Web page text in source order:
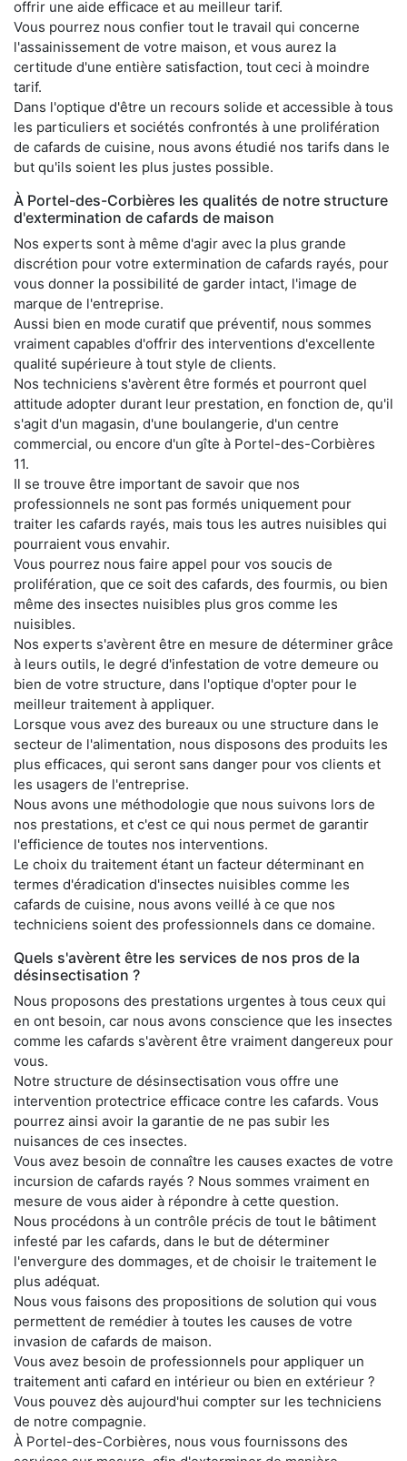
offrir une aide efficace et au meilleur tarif.
Vous pourrez nous confier tout le travail qui concerne
l'assainissement de votre maison, et vous aurez la
certitude d'une entière satisfaction, tout ceci à moindre
tarif.
Dans l'optique d'être un recours solide et accessible à tous
les particuliers et sociétés confrontés à une prolifération
de cafards de cuisine, nous avons étudié nos tarifs dans le
but qu'ils soient les plus justes possible.
À Portel-des-Corbières les qualités de notre structure
d'extermination de cafards de maison
Nos experts sont à même d'agir avec la plus grande
discrétion pour votre extermination de cafards rayés, pour
vous donner la possibilité de garder intact, l'image de
marque de l'entreprise.
Aussi bien en mode curatif que préventif, nous sommes
vraiment capables d'offrir des interventions d'excellente
qualité supérieure à tout style de clients.
Nos techniciens s'avèrent être formés et pourront quel
attitude adopter durant leur prestation, en fonction de, qu'il
s'agit d'un magasin, d'une boulangerie, d'un centre
commercial, ou encore d'un gîte à Portel-des-Corbières
11.
Il se trouve être important de savoir que nos
professionnels ne sont pas formés uniquement pour
traiter les cafards rayés, mais tous les autres nuisibles qui
pourraient vous envahir.
Vous pourrez nous faire appel pour vos soucis de
prolifération, que ce soit des cafards, des fourmis, ou bien
même des insectes nuisibles plus gros comme les
nuisibles.
Nos experts s'avèrent être en mesure de déterminer grâce
à leurs outils, le degré d'infestation de votre demeure ou
bien de votre structure, dans l'optique d'opter pour le
meilleur traitement à appliquer.
Lorsque vous avez des bureaux ou une structure dans le
secteur de l'alimentation, nous disposons des produits les
plus efficaces, qui seront sans danger pour vos clients et
les usagers de l'entreprise.
Nous avons une méthodologie que nous suivons lors de
nos prestations, et c'est ce qui nous permet de garantir
l'efficience de toutes nos interventions.
Le choix du traitement étant un facteur déterminant en
termes d'éradication d'insectes nuisibles comme les
cafards de cuisine, nous avons veillé à ce que nos
techniciens soient des professionnels dans ce domaine.
Quels s'avèrent être les services de nos pros de la
désinsectisation ?
Nous proposons des prestations urgentes à tous ceux qui
en ont besoin, car nous avons conscience que les insectes
comme les cafards s'avèrent être vraiment dangereux pour
vous.
Notre structure de désinsectisation vous offre une
intervention protectrice efficace contre les cafards. Vous
pourrez ainsi avoir la garantie de ne pas subir les
nuisances de ces insectes.
Vous avez besoin de connaître les causes exactes de votre
incursion de cafards rayés ? Nous sommes vraiment en
mesure de vous aider à répondre à cette question.
Nous procédons à un contrôle précis de tout le bâtiment
infesté par les cafards, dans le but de déterminer
l'envergure des dommages, et de choisir le traitement le
plus adéquat.
Nous vous faisons des propositions de solution qui vous
permettent de remédier à toutes les causes de votre
invasion de cafards de maison.
Vous avez besoin de professionnels pour appliquer un
traitement anti cafard en intérieur ou bien en extérieur ?
Vous pouvez dès aujourd'hui compter sur les techniciens
de notre compagnie.
À Portel-des-Corbières, nous vous fournissons des